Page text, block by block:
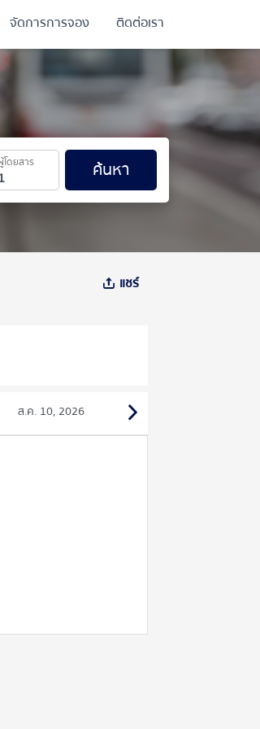
โดยสาร ค้นหา
จัดการการจอง ติดต่อเรา
แชร์
ส.ค. 10, 2026